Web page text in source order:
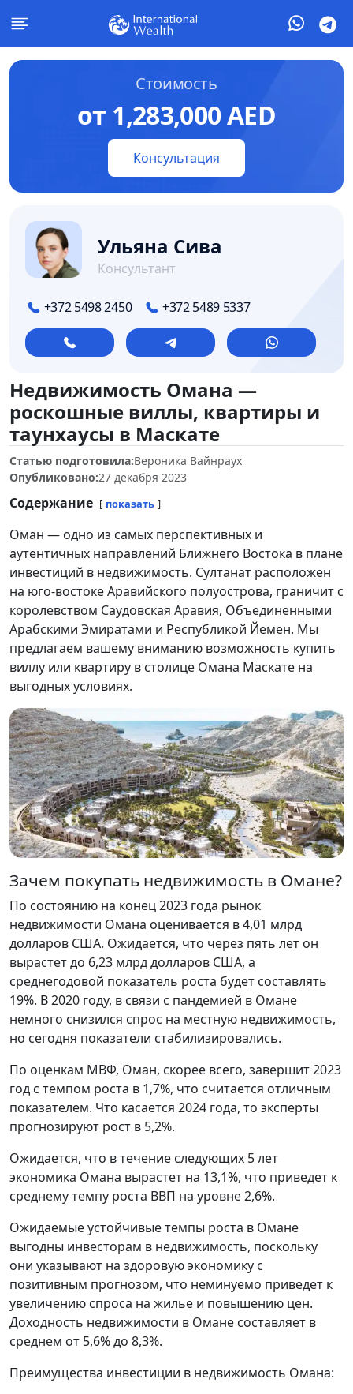
Стоимость
от 1,283,000 AED
Консультация
Ульяна Сива
Консультант
+372 5498 2450 +372 5489 5337
Недвижимость Омана —
роскошные виллы, квартиры и
таунхаусы в Маскате
Статью подготовила:Вероника Вайнраух
Опубликовано:27 декабря 2023
Содержание показать
Оман — одно из самых перспективных и
аутентичных направлений Ближнего Востока в плане
инвестиций в недвижимость. Султанат расположен
на юго-востоке Аравийского полуострова, граничит с
королевством Саудовская Аравия, Объединенными
Арабскими Эмиратами и Республикой Йемен. Мы
предлагаем вашему вниманию возможность купить
виллу или квартиру в столице Омана Маскате на
выгодных условиях.
Зачем покупать недвижимость в Омане?
По состоянию на конец 2023 года рынок
недвижимости Омана оценивается в 4,01 млрд
долларов США. Ожидается, что через пять лет он
вырастет до 6,23 млрд долларов США, а
среднегодовой показатель роста будет составлять
19%. В 2020 году, в связи с пандемией в Омане
немного снизился спрос на местную недвижимость,
но сегодня показатели стабилизировались.
По оценкам МВФ, Оман, скорее всего, завершит 2023
год с темпом роста в 1,7%, что считается отличным
показателем. Что касается 2024 года, то эксперты
прогнозируют рост в 5,2%.
Ожидается, что в течение следующих 5 лет
экономика Омана вырастет на 13,1%, что приведет к
среднему темпу роста ВВП на уровне 2,6%.
Ожидаемые устойчивые темпы роста в Омане
выгодны инвесторам в недвижимость, поскольку
они указывают на здоровую экономику с
позитивным прогнозом, что неминуемо приведет к
увеличению спроса на жилье и повышению цен.
Доходность недвижимости в Омане составляет в
среднем от 5,6% до 8,3%.
Преимущества инвестиции в недвижимость Омана: